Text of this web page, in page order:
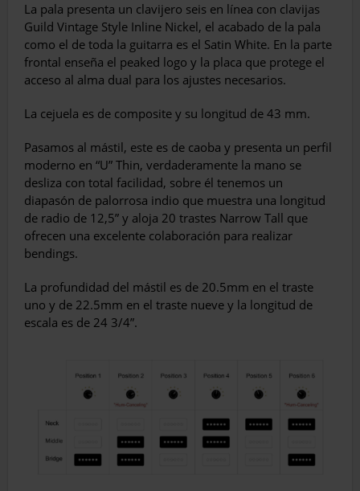
La pala presenta un clavijero seis en línea con clavijas
Guild Vintage Style Inline Nickel, el acabado de la pala
como el de toda la guitarra es el Satin White. En la parte
frontal enseña el peaked logo y la placa que protege el
acceso al alma dual para los ajustes necesarios.
La cejuela es de composite y su longitud de 43 mm.
Pasamos al mástil, este es de caoba y presenta un perfil
moderno en “U” Thin, verdaderamente la mano se
desliza con total facilidad, sobre él tenemos un
diapasón de palorrosa indio que muestra una longitud
de radio de 12,5” y aloja 20 trastes Narrow Tall que
ofrecen una excelente colaboración para realizar
bendings.
La profundidad del mástil es de 20.5mm en el traste
uno y de 22.5mm en el traste nueve y la longitud de
escala es de 24 3/4”.